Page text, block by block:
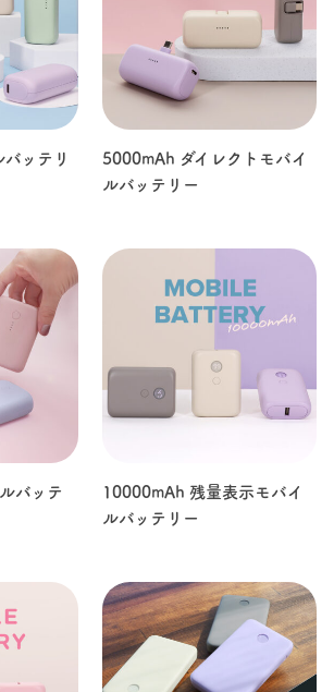
ッテリ
5000mAh ダイレクトモバイ
ルバッテリー
バッテ
10000mAh 残量表示モバイ
ルバッテリー